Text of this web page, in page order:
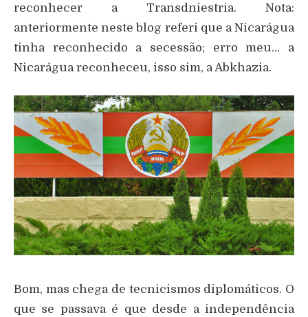
reconhecer a Transdniestria. Nota:
anteriormente neste blog referi que a Nicarágua
tinha reconhecido a secessão; erro meu… a
Nicarágua reconheceu, isso sim, a Abkhazia.
Bom, mas chega de tecnicismos diplomáticos. O
que se passava é que desde a independência